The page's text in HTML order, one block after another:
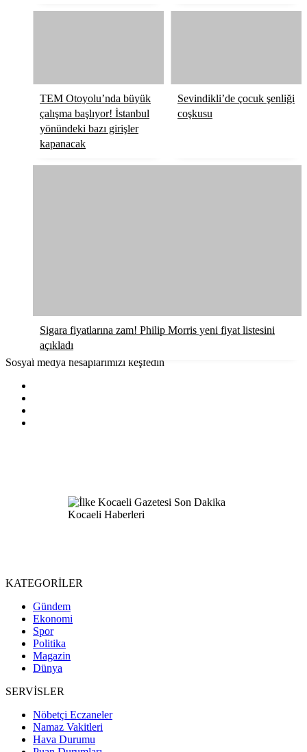
TEM Otoyolu’nda büyük
çalışma başlıyor! İstanbul
yönündeki bazı girişler
kapanacak
Sevindikli’de çocuk şenliği
coşkusu
Sigara fiyatlarına zam! Philip Morris yeni fiyat listesini
açıkladı
Sosyal medya hesaplarımızı keşfedin
KATEGORİLER
Gündem
Ekonomi
Spor
Politika
Magazin
Dünya
SERVİSLER
Nöbetçi Eczaneler
Namaz Vakitleri
Hava Durumu